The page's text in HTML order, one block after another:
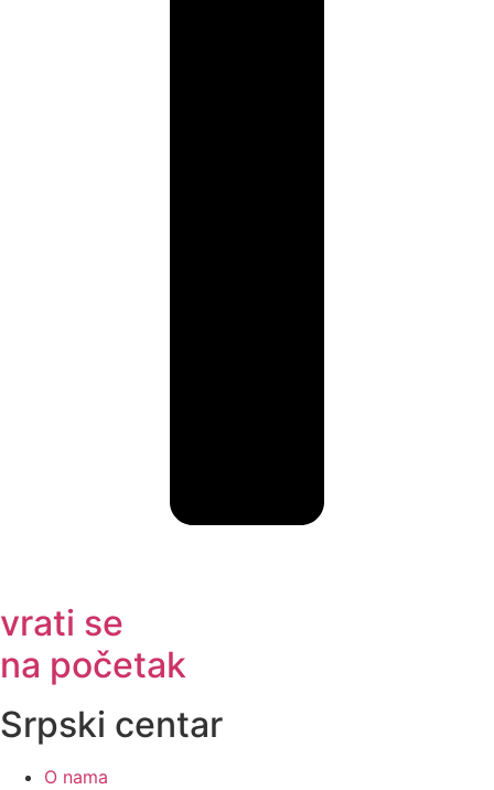
vrati se
na početak
Srpski centar
O nama